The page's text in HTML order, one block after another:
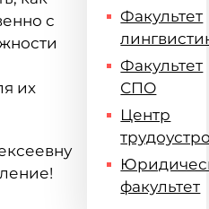
с
их
Факультет
Факультет
СПО
Центр
факультет